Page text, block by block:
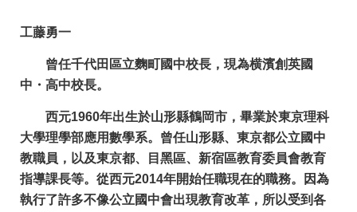
工藤勇一
曾任千代田區立麴町國中校長，現為横濱創英國
中・高中校長。
西元1960年出生於山形縣鶴岡市，畢業於東京理科
大學理學部應用數學系。曾任山形縣、東京都公立國中
教職員，以及東京都、目黑區、新宿區教育委員會教育
指導課長等。從西元2014年開始任職現在的職務。因為
執行了許多不像公立國中會出現教育改革，所以受到各